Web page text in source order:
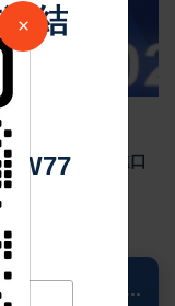
車整體下滑，進口
...
結
×